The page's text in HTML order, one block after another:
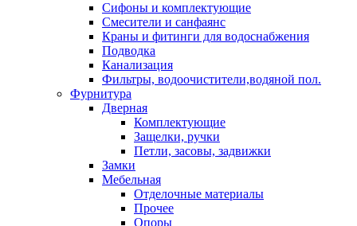
Сифоны и комплектующие
Смесители и санфаянс
Краны и фитинги для водоснабжения
Подводка
Канализация
Фильтры, водоочистители,водяной пол.
Фурнитура
Дверная
Комплектующие
Защелки, ручки
Петли, засовы, задвижки
Замки
Мебельная
Отделочные материалы
Прочее
Опоры